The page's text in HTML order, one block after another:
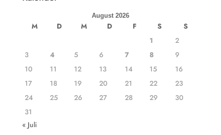
August 2026
M D M D F S
S
1
2
3
4 5 6 7 8
9
10
11 12 13 14 15
16
17
18 19 20 21 22
23
24
25 26 27 28 29
30
31
« Juli